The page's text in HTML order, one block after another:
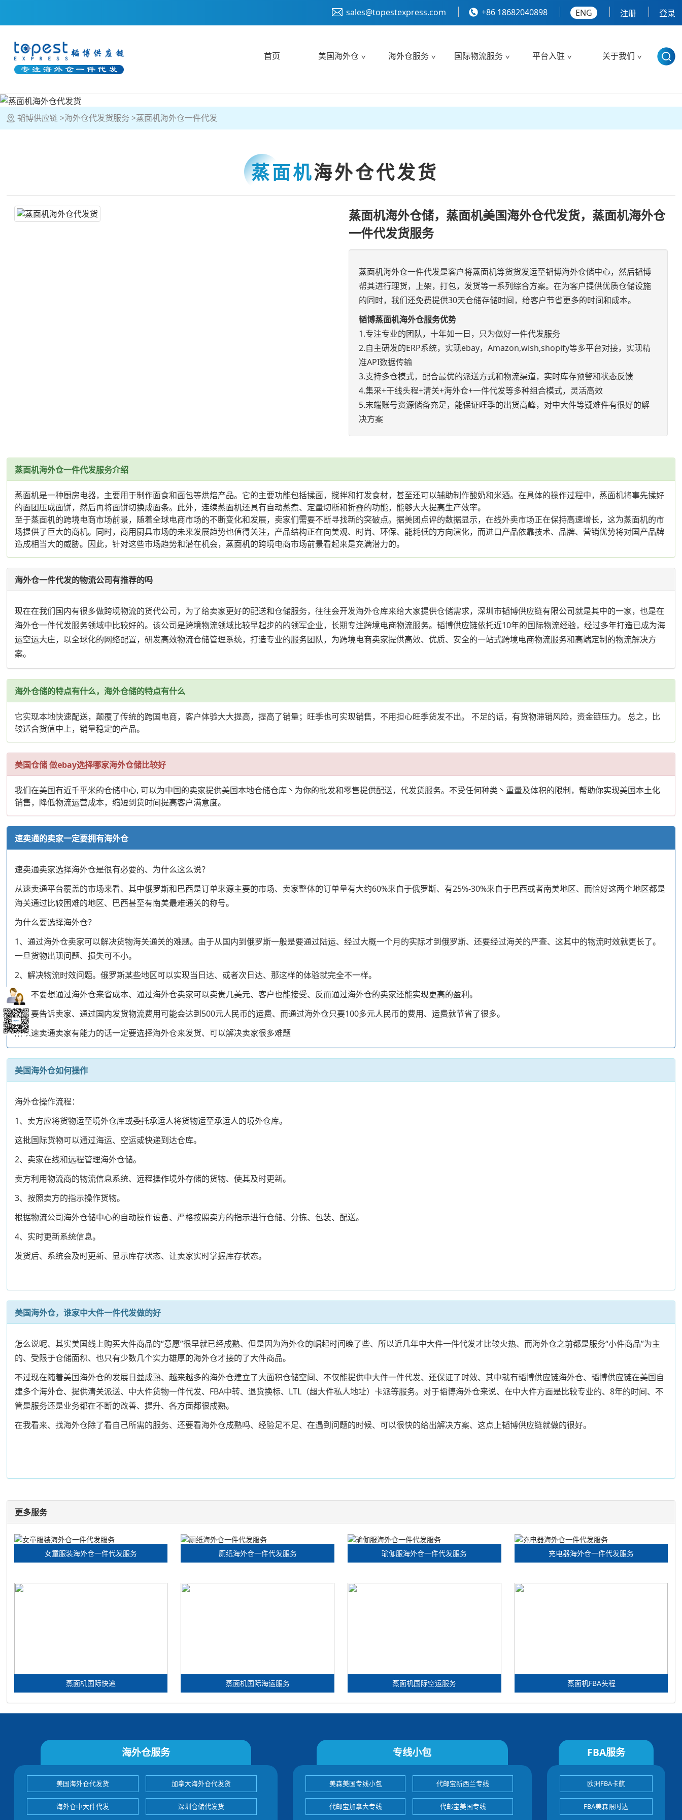
sales@topestexpress.com +86 18682040898 ENG 注册 登录
首页 美国海外仓 海外仓服务 国际物流服务 平台入驻 关于我们
韬博供应链 海外仓代发货服务 蒸面机海外仓一件代发
蒸面机海外仓代发货
蒸面机海外仓储，蒸面机美国海外仓代发货，蒸面机海外仓
一件代发货服务
蒸面机海外仓一件代发是客户将蒸面机等货货发运至韬博海外仓储中心，然后韬博
帮其进行理货，上架，打包，发货等一系列综合方案。在为客户提供优质仓储设施
的同时，我们还免费提供30天仓储存储时间，给客户节省更多的时间和成本。
韬博蒸面机海外仓服务优势
1.专注专业的团队，十年如一日，只为做好一件代发服务
2.自主研发的ERP系统，实现ebay，Amazon,wish,shopify等多平台对接，实现精
准API数据传输
3.支持多仓模式，配合最优的派送方式和物流渠道，实时库存预警和状态反馈
4.集采+干线头程+清关+海外仓+一件代发等多种组合模式，灵活高效
5.末端账号资源储备充足，能保证旺季的出货高峰，对中大件等疑难件有很好的解
决方案
蒸面机海外仓一件代发服务介绍
蒸面机是一种厨房电器，主要用于制作面食和面包等烘焙产品。它的主要功能包括揉面，搅拌和打发食材，甚至还可以辅助制作酸奶和米酒。在具体的操作过程中，蒸面机将事先揉好
的面团压成面饼，然后再将面饼切换成面条。此外，连续蒸面机还具有自动蒸煮、定量切断和折叠的功能，能够大大提高生产效率。
至于蒸面机的跨境电商市场前景，随着全球电商市场的不断变化和发展，卖家们需要不断寻找新的突破点。据美团点评的数据显示，在线外卖市场正在保持高速增长，这为蒸面机的市
场提供了巨大的商机。同时，商用厨具市场的未来发展趋势也值得关注，产品结构正在向美观、时尚、环保、能耗低的方向演化，而进口产品依靠技术、品牌、营销优势将对国产品牌
造成相当大的威胁。因此，针对这些市场趋势和潜在机会，蒸面机的跨境电商市场前景看起来是充满潜力的。
海外仓一件代发的物流公司有推荐的吗
现在在我们国内有很多做跨境物流的货代公司，为了给卖家更好的配送和仓储服务，往往会开发海外仓库来给大家提供仓储需求，深圳市韬博供应链有限公司就是其中的一家，也是在
海外仓一件代发服务领域中比较好的。该公司是跨境物流领域比较早起步的的领军企业，长期专注跨境电商物流服务。韬博供应链依托近10年的国际物流经验，经过多年打造已成为海
运空运大庄，以全球化的网络配置，研发高效物流仓储管理系统，打造专业的服务团队，为跨境电商卖家提供高效、优质、安全的一站式跨境电商物流服务和高端定制的物流解决方
案。
海外仓储的特点有什么，海外仓储的特点有什么
它实现本地快速配送，颠覆了传统的跨国电商，客户体验大大提高，提高了销量；旺季也可实现销售，不用担心旺季货发不出。 不足的话，有货物滞销风险，资金链压力。 总之，比
较适合货值中上，销量稳定的产品。
美国仓储 做ebay选择哪家海外仓储比较好
我们在美国有近千平米的仓储中心, 可以为中国的卖家提供美国本地仓储仓库丶为你的批发和零售提供配送，代发货服务。不受任何种类丶重量及体积的限制，帮助你实现美国本土化
销售，降低物流运营成本，缩短到货时间提高客户满意度。
速卖通的卖家一定要拥有海外仓
速卖通卖家选择海外仓是很有必要的、为什么这么说？
从速卖通平台覆盖的市场来看、其中俄罗斯和巴西是订单来源主要的市场、卖家整体的订单量有大约60%来自于俄罗斯、有25%-30%来自于巴西或者南美地区、而恰好这两个地区都是
海关通过比较困难的地区、巴西甚至有南美最难通关的称号。
为什么要选择海外仓？
1、通过海外仓卖家可以解决货物海关通关的难题。由于从国内到俄罗斯一般是要通过陆运、经过大概一个月的实际才到俄罗斯、还要经过海关的严查、这其中的物流时效就更长了。
一旦货物出现问题、损失可不小。
2、解决物流时效问题。俄罗斯某些地区可以实现当日达、或者次日达、那这样的体验就完全不一样。
卖家不要想通过海外仓来省成本、通过海外仓卖家可以卖贵几美元、客户也能接受、反而通过海外仓的卖家还能实现更高的盈利。
另外要告诉卖家、通过国内发货物流费用可能会达到500元人民币的运费、而通过海外仓只要100多元人民币的费用、运费就节省了很多。
所以速卖通卖家有能力的话一定要选择海外仓来发货、可以解决卖家很多难题
美国海外仓如何操作
海外仓操作流程：
1、卖方应将货物运至境外仓库或委托承运人将货物运至承运人的境外仓库。
这批国际货物可以通过海运、空运或快递到达仓库。
2、卖家在线和远程管理海外仓储。
卖方利用物流商的物流信息系统、远程操作境外存储的货物、使其及时更新。
3、按照卖方的指示操作货物。
根据物流公司海外仓储中心的自动操作设备、严格按照卖方的指示进行仓储、分拣、包装、配送。
4、实时更新系统信息。
发货后、系统会及时更新、显示库存状态、让卖家实时掌握库存状态。
美国海外仓，谁家中大件一件代发做的好
怎么说呢、其实美国线上购买大件商品的“意愿”很早就已经成熟、但是因为海外仓的崛起时间晚了些、所以近几年中大件一件代发才比较火热、而海外仓之前都是服务“小件商品”为主
的、受限于仓储面积、也只有少数几个实力雄厚的海外仓才接的了大件商品。
不过现在随着美国海外仓的发展日益成熟、越来越多的海外仓建立了大面积仓储空间、不仅能提供中大件一件代发、还保证了时效、其中就有韬博供应链海外仓、韬博供应链在美国自
建多个海外仓、提供清关派送、中大件货物一件代发、FBA中转、退货换标、LTL（超大件私人地址）卡派等服务。对于韬博海外仓来说、在中大件方面是比较专业的、8年的时间、不
管是服务还是业务都在不断的改善、提升、各方面都很成熟。
在我看来、找海外仓除了看自己所需的服务、还要看海外仓成熟吗、经验足不足、在遇到问题的时候、可以很快的给出解决方案、这点上韬博供应链就做的很好。
更多服务
女童服装海外仓一件代发服务 厕纸海外仓一件代发服务 瑜伽服海外仓一件代发服务 充电器海外仓一件代发服务
蒸面机国际快递 蒸面机国际海运服务 蒸面机国际空运服务 蒸面机FBA头程
海外仓服务
美国海外仓代发货 加拿大海外仓代发货
海外仓中大件代发 深圳仓储代发货
专线小包
美森美国专线小包 代邮宝新西兰专线
代邮宝加拿大专线 代邮宝美国专线
FBA服务
欧洲FBA卡航
FBA美森限时达